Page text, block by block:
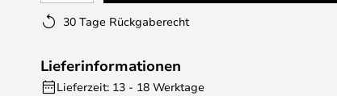
30 Tage Rückgaberecht
Lieferinformationen
Lieferzeit: 13 - 18 Werktage